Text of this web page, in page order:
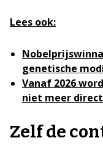
Lees ook:
genetische
Vanaf 2026
niet meer
Zelf de